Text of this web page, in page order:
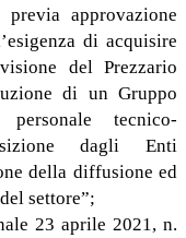
approvazione
di acquisire
del Prezzario
di un Gruppo
tecnico-
dagli Enti
della diffusione ed
settore”;
23 aprile 2021, n.